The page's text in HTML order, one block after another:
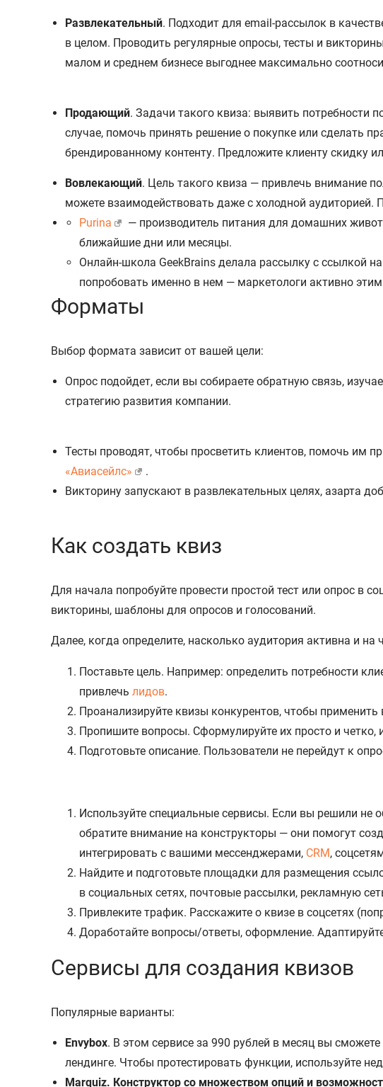
Развлекательный. Подходит для email-рассылок в
в целом. Проводить регулярные опросы, тесты и
малом и среднем бизнесе выгоднее максимально
Продающий. Задачи такого квиза: выявить потребности
случае, помочь принять решение о покупке или сделать
брендированному контенту. Предложите клиенту скидку
Вовлекающий. Цель такого квиза — привлечь внимание
можете взаимодействовать даже с холодной аудиторией.
Purina
— производитель питания для домашних
ближайшие дни или месяцы.
Онлайн-школа GeekBrains делала рассылку с ссылкой на
попробовать именно в нем — маркетологи активно
Форматы
Выбор формата зависит от вашей цели:
Опрос подойдет, если вы собираете обратную связь,
стратегию развития компании.
Тесты проводят, чтобы просветить клиентов, помочь им
«Авиасейлс»
.
Викторину запускают в развлекательных целях, азарта
Как создать квиз
Для начала попробуйте провести простой тест или опрос в
викторины, шаблоны для опросов и голосований.
Далее, когда определите, насколько аудитория активна и
Поставьте цель. Например: определить потребности
привлечь лидов.
Проанализируйте квизы конкурентов, чтобы
Пропишите вопросы. Сформулируйте их просто и
Подготовьте описание. Пользователи не перейдут к
Используйте специальные сервисы. Если вы решили не
обратите внимание на конструкторы — они помогут
интегрировать с вашими мессенджерами, CRM,
Найдите и подготовьте площадки для размещения
в социальных сетях, почтовые рассылки, рекламную
Привлеките трафик. Расскажите о квизе в соцсетях
Доработайте вопросы/ответы, оформление.
Сервисы для создания квизов
Популярные варианты:
Envybox. В этом сервисе за 990 рублей в месяц вы
лендинге. Чтобы протестировать функции, используйте
Marquiz. Конструктор со множеством опций и